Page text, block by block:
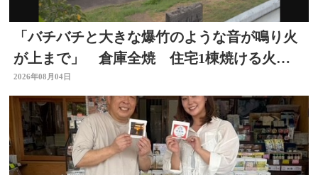
「バチバチと大きな爆竹のような音が鳴り火
が上まで」 倉庫全焼 住宅1棟焼ける火
事 大分
2026年08月04日